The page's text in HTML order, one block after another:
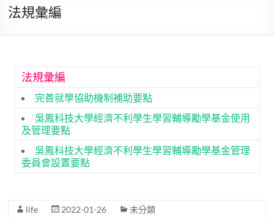
法規彙編
法規彙編
完善就學協助機制補助要點
吳鳳科技大學經濟不利學生學習輔導勵學基金使用
及管理要點
吳鳳科技大學經濟不利學生學習輔導勵學基金管理
委員會設置要點
life 2022-01-26 未分類